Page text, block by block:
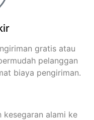
gratis atau
pelanggan
biaya pengiriman.
kesegaran alami ke